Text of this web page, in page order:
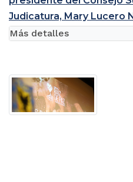
Judicatura, Mary Lucero
Más detalles